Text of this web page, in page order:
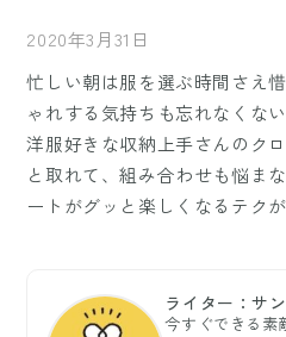
2020年3月31日
忙しい朝は服を選ぶ時間さえ
ゃれする気持ちも忘れなくな
洋服好きな収納上手さんのク
と取れて、組み合わせも悩
ートがグッと楽しくなるテク
ライター：サ
今すぐできる素